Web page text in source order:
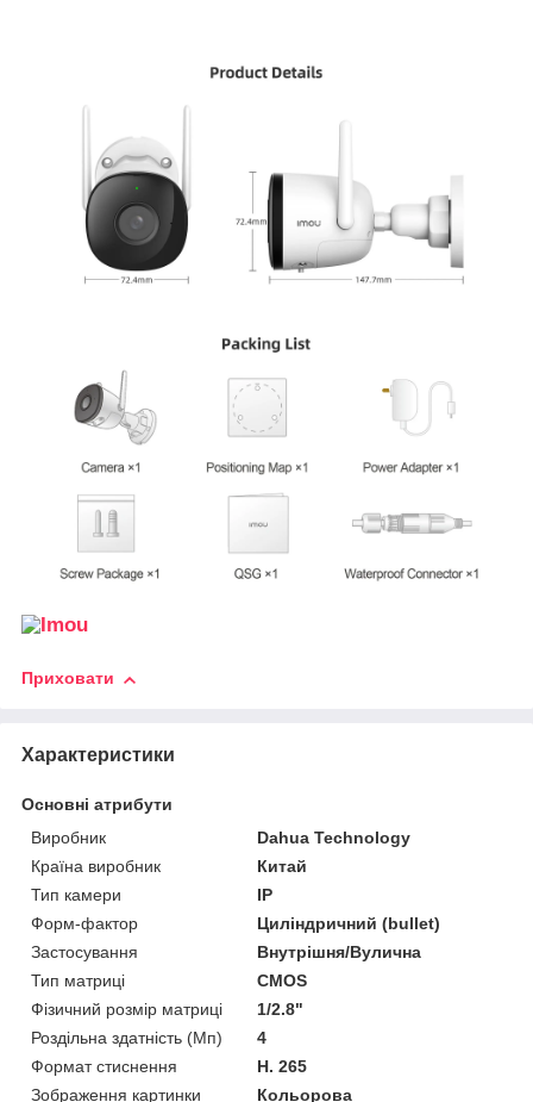
Приховати
Характеристики
Основні атрибути
Виробник
Dahua Technology
Країна виробник
Китай
Тип камери
IP
Форм-фактор
Циліндричний (bullet)
Застосування
Внутрішня/Вулична
Тип матриці
CMOS
Фізичний розмір матриці
1/2.8"
Роздільна здатність (Мп)
4
Формат стиснення
H. 265
Зображення картинки
Кольорова